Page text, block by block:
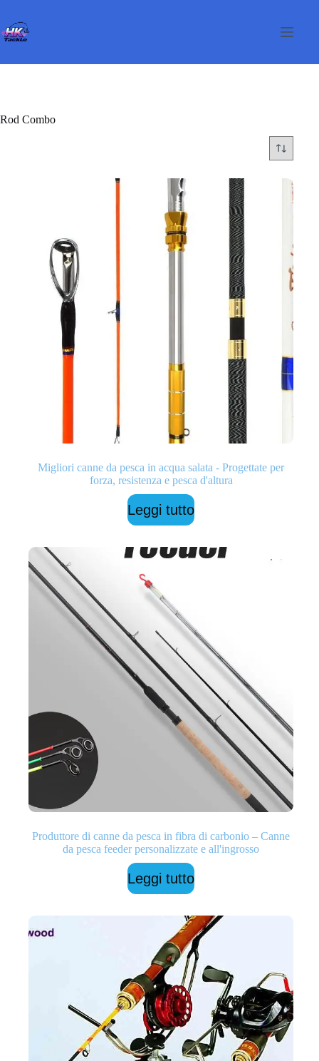
contenuto
Rod Combo
Migliori canne da pesca in acqua salata - Progettate per
forza, resistenza e pesca d'altura
Leggi tutto
Produttore di canne da pesca in fibra di carbonio – Canne
da pesca feeder personalizzate e all'ingrosso
Leggi tutto